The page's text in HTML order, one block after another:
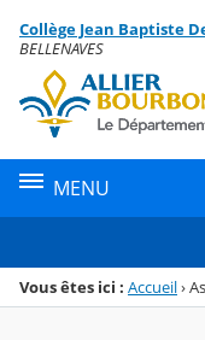
Menu de la rubrique
Contenu
Collège Jean Baptiste
BELLENAVES
MENU
Vous êtes ici : Accueil›